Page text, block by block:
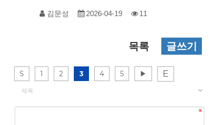
김문성 2026-04-19 11
목록 글쓰기
S 1 2 3 4 5 ▶ E